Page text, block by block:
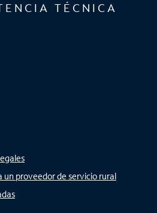
TÉCNICA
un proveedor de servicio rural